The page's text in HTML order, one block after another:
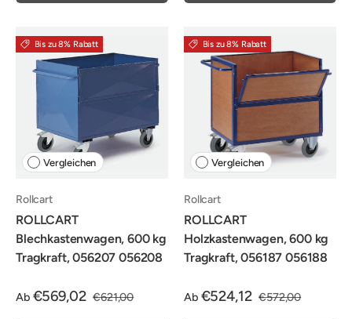
Bis zu 8% Rabatt
Vergleichen
Rollcart
ROLLCART
Blechkastenwagen, 600 kg
Tragkraft, 056207 056208
Ab €569,02 €621,00
Bis zu 8% Rabatt
Vergleichen
Rollcart
ROLLCART
Holzkastenwagen, 600 kg
Tragkraft, 056187 056188
Ab €524,12 €572,00